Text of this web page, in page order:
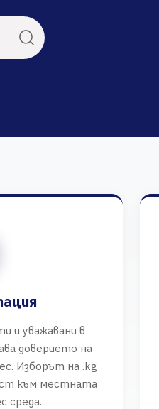
и уважавани в
доверието на
Изборът на .kg
към местната
среда.